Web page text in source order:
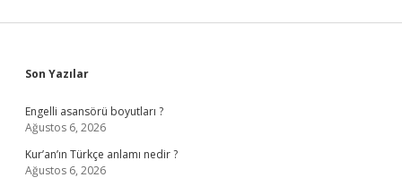
Sidebar
Son Yazılar
Engelli asansörü boyutları ?
Ağustos 6, 2026
Kur’an’ın Türkçe anlamı nedir ?
Ağustos 6, 2026